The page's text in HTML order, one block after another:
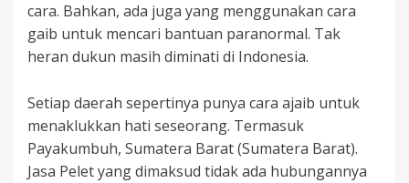
cara. Bahkan, ada juga yang menggunakan cara
gaib untuk mencari bantuan paranormal. Tak
heran dukun masih diminati di Indonesia.
Setiap daerah sepertinya punya cara ajaib untuk
menaklukkan hati seseorang. Termasuk
Payakumbuh, Sumatera Barat (Sumatera Barat).
Jasa Pelet yang dimaksud tidak ada hubungannya